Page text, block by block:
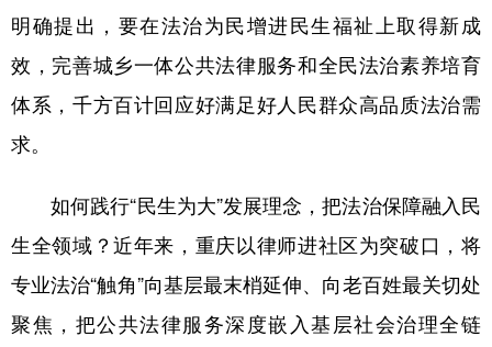
明确提出，要在法治为民增进民生福祉上取得新成
效，完善城乡一体公共法律服务和全民法治素养培育
体系，千方百计回应好满足好人民群众高品质法治需
求。
如何践行“民生为大”发展理念，把法治保障融入民
生全领域？近年来，重庆以律师进社区为突破口，将
专业法治“触角”向基层最末梢延伸、向老百姓最关切处
聚焦，把公共法律服务深度嵌入基层社会治理全链